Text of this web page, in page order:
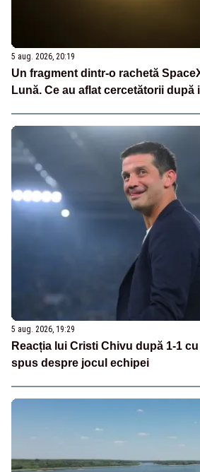
5 aug. 2026, 20:19
Un fragment dintr-o rachetă
Lună. Ce au aflat cercetătorii după
5 aug. 2026, 19:29
Reacția lui Cristi Chivu după 1-1
spus despre jocul echipei